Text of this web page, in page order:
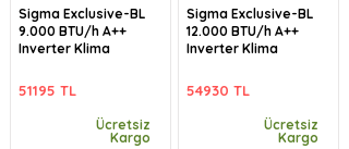
Sigma Exclusive-BL
9.000 BTU/h A++
Inverter Klima
51195 TL
Ücretsiz
Kargo
Sigma Exclusive-BL
12.000 BTU/h A++
Inverter Klima
54930 TL
Ücretsiz
Kargo